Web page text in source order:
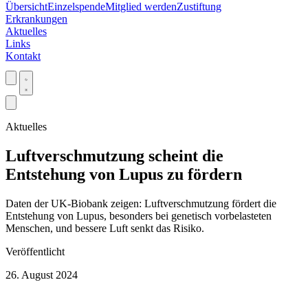
ÜbersichtEinzelspendeMitglied werdenZustiftung
Erkrankungen
Aktuelles
Links
Kontakt
Aktuelles
Luftverschmutzung scheint die
Entstehung von Lupus zu fördern
Daten der UK-Biobank zeigen: Luftverschmutzung fördert die
Entstehung von Lupus, besonders bei genetisch vorbelasteten
Menschen, und bessere Luft senkt das Risiko.
Veröffentlicht
26. August 2024